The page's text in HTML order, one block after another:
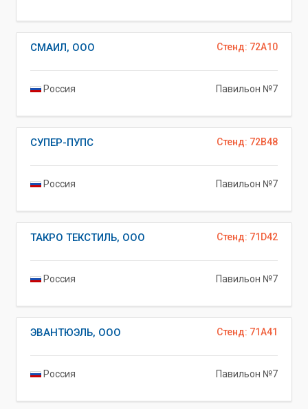
Стенд: 72A10
СМАИЛ, ООО
Россия Павильон №7
Стенд: 72B48
СУПЕР-ПУПС
Россия Павильон №7
Стенд: 71D42
ТАКРО ТЕКСТИЛЬ, ООО
Россия Павильон №7
Стенд: 71A41
ЭВАНТЮЭЛЬ, ООО
Россия Павильон №7